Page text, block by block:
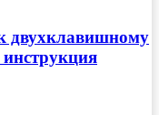
двухклавишному